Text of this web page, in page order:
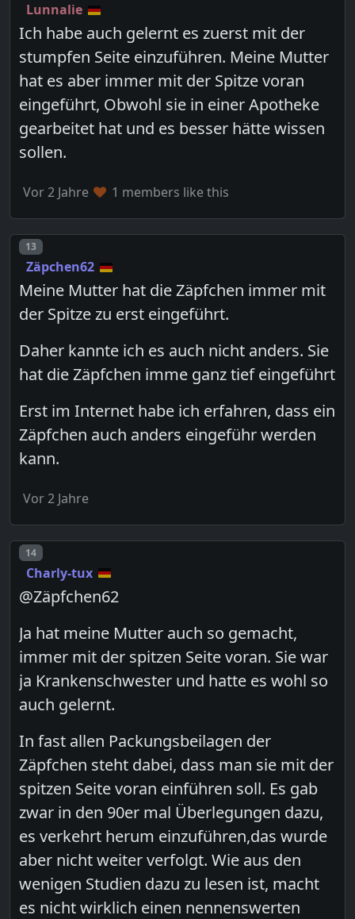
Lunnalie
Ich habe auch gelernt es zuerst mit der
stumpfen Seite einzuführen. Meine Mutter
hat es aber immer mit der Spitze voran
eingeführt, Obwohl sie in einer Apotheke
gearbeitet hat und es besser hätte wissen
sollen.
Vor 2 Jahre 1 members like this
Post number
13
Zäpchen62
Meine Mutter hat die Zäpfchen immer mit
der Spitze zu erst eingeführt.
Daher kannte ich es auch nicht anders. Sie
hat die Zäpfchen imme ganz tief eingeführt
Erst im Internet habe ich erfahren, dass ein
Zäpfchen auch anders eingeführ werden
kann.
Vor 2 Jahre
Post number
14
Charly-tux
@Zäpfchen62
Ja hat meine Mutter auch so gemacht,
immer mit der spitzen Seite voran. Sie war
ja Krankenschwester und hatte es wohl so
auch gelernt.
In fast allen Packungsbeilagen der
Zäpfchen steht dabei, dass man sie mit der
spitzen Seite voran einführen soll. Es gab
zwar in den 90er mal Überlegungen dazu,
es verkehrt herum einzuführen,das wurde
aber nicht weiter verfolgt. Wie aus den
wenigen Studien dazu zu lesen ist, macht
es nicht wirklich einen nennenswerten